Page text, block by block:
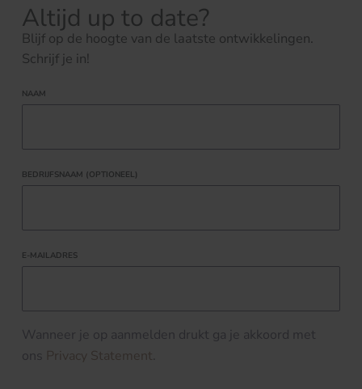
Altijd up to date?
Blijf op de hoogte van de laatste ontwikkelingen.
Schrijf je in!
NAAM
BEDRIJFSNAAM (OPTIONEEL)
E-MAILADRES
Wanneer je op aanmelden drukt ga je akkoord met
ons Privacy Statement.